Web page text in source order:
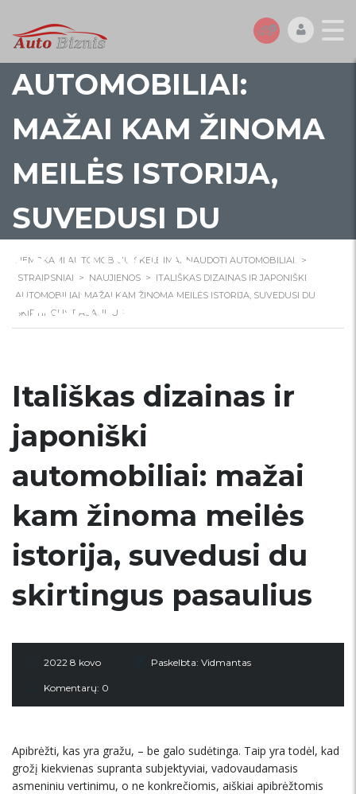
IR JAPONIŠKI
AUTOMOBILIAI:
MAŽAI KAM ŽINOMA
MEILĖS ISTORIJA,
SUVEDUSI DU
SKIRTINGUS
PASAULIUS
NEMOKAMI AUTOMOBILIŲ SKELBIMAI. NAUDOTI AUTOMOBILIAI. >
STRAIPSNIAI > NAUJIENOS > ITALIŠKAS DIZAINAS IR JAPONIŠKI
AUTOMOBILIAI: MAŽAI KAM ŽINOMA MEILĖS ISTORIJA, SUVEDUSI DU
SKIRTINGUS PASAULIUS
Itališkas dizainas ir
japoniški
automobiliai: mažai
kam žinoma meilės
istorija, suvedusi du
skirtingus pasaulius
2022 8 kovo Paskelbta: Vidmantas
Komentarų: 0
Apibrėžti, kas yra gražu, – be galo sudėtinga. Taip yra todėl, kad
grožį kiekvienas supranta subjektyviai, vadovaudamasis
asmeniniu vertinimu, o ne konkrečiomis, aiškiai apibrėžtomis